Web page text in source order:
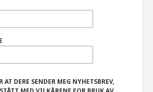
slik at du får en bedre
AT DERE SENDER MEG NYHETSBREV,